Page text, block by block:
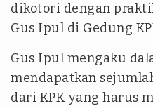
dikotori dengan
Gus Ipul di Gedung
Gus Ipul mengaku
mendapatkan
dari KPK yang harus